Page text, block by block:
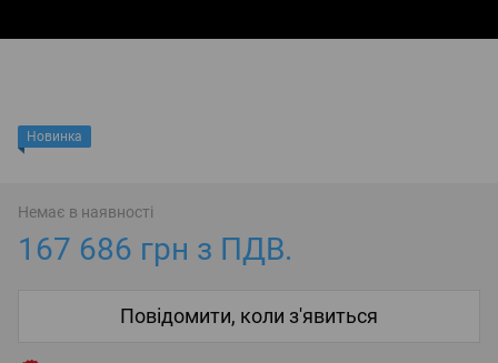
Новинка
Немає в наявності
167 686 грн з ПДВ.
Повідомити, коли з'явиться